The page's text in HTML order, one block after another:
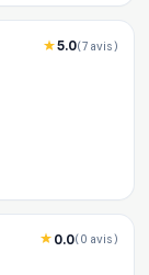
5.0(7 avis)
0.0(0 avis)